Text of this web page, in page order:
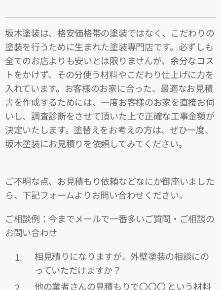
坂木塗装は、格安価格帯の塗装ではなく、こだわりの
塗装を行うために生まれた塗装専門店です。必ずしも
全てのお店よりも安いとは限りませんが、余分なコス
トをかけず、その分使う材料やこだわり仕上げに力を
入れています。お客様のお家に合った、最適なお見積
書を作成するためには、一度お客様のお家を直接お伺
いし、調査診断をさせて頂いた上で正確な工事金額が
決定いたします。塗替えをお考えの方は、ぜひ一度、
坂木塗装にお見積りを依頼してみてください。
ご不明な点、お見積もり依頼などなにか御座いました
ら、下記フォームよりお問い合わせください。
ご相談例：今までメールで一番多いご質問・ご相談の
お問い合わせ
相見積りになりますが、外壁塗装の相談にの
っていただけますか？
他の業者さんの見積もりで〇〇〇 という材料